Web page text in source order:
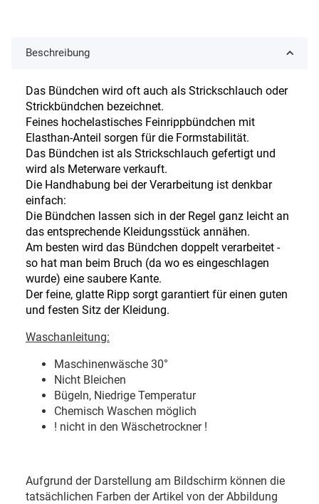
Beschreibung
Das Bündchen wird oft auch als Strickschlauch oder
Strickbündchen bezeichnet.
Feines hochelastisches Feinrippbündchen mit
Elasthan-Anteil sorgen für die Formstabilität.
Das Bündchen ist als Strickschlauch gefertigt und
wird als Meterware verkauft.
Die Handhabung bei der Verarbeitung ist denkbar
einfach:
Die Bündchen lassen sich in der Regel ganz leicht an
das entsprechende Kleidungsstück annähen.
Am besten wird das Bündchen doppelt verarbeitet -
so hat man beim Bruch (da wo es eingeschlagen
wurde) eine saubere Kante.
Der feine, glatte Ripp sorgt garantiert für einen guten
und festen Sitz der Kleidung.
Waschanleitung:
Maschinenwäsche 30°
Nicht Bleichen
Bügeln, Niedrige Temperatur
Chemisch Waschen möglich
! nicht in den Wäschetrockner !
Aufgrund der Darstellung am Bildschirm können die
tatsächlichen Farben der Artikel von der Abbildung